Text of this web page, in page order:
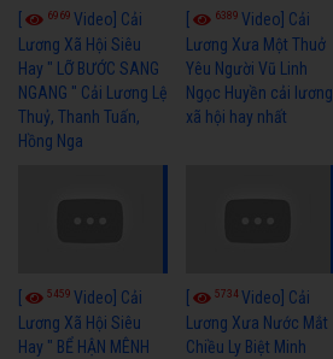
6969 Video] Cải
Lương Xã Hội Siêu
Hay " LỠ BƯỚC SANG
NGANG " Cải Lương Lệ
Thuỷ, Thanh Tuấn,
Hồng Nga
6389Video] Cải
Lương Xưa Một Thuở
Yêu Người Vũ Linh
Ngọc Huyền cải lương
xã hội hay nhất
5459 Video] Cải
Lương Xã Hội Siêu
Hay " BỂ HẬN MÊNH
5734Video] Cải
Lương Xưa Nước Mắt
Chiều Ly Biệt Minh